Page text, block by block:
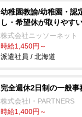
幼稚園教諭/幼稚園・認
し・希望休が取りやす
株式会社ニッソーネット
時給1,450円～
派遣社員 / 北海道
完全週休2日制の一般事
株式会社I・PARTNERS
時給1,400円～